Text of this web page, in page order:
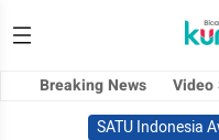
Breaking News Video
SATU Indonesia